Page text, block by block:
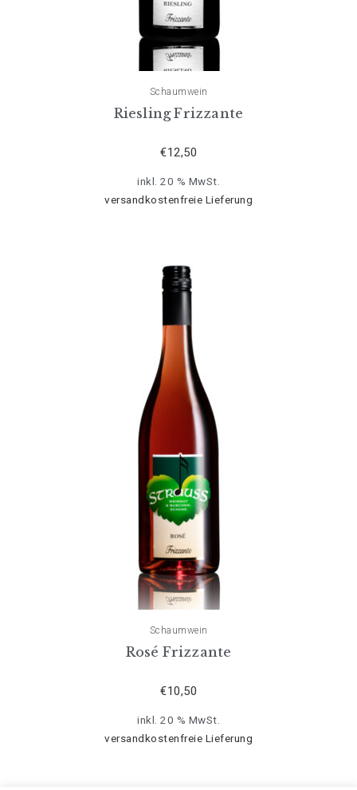
Schaumwein
Riesling Frizzante
€12,50
inkl. 20 % MwSt.
versandkostenfreie Lieferung
Schaumwein
Rosé Frizzante
€10,50
inkl. 20 % MwSt.
versandkostenfreie Lieferung